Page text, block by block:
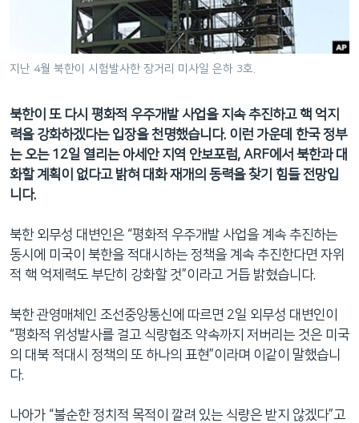
이
으
로
이
동
으
로
이
지난 4월 북한이 시험발사한 장거리 미사일 은하 3호.
북한이 또 다시 평화적 우주개발 사업을 지속 추진하고 핵 억지
력을 강화하겠다는 입장을 천명했습니다. 이런 가운데 한국 정부
는 오는 12일 열리는 아세안 지역 안보포럼, ARF에서 북한과 대
화할 계획이 없다고 밝혀 대화 재개의 동력을 찾기 힘들 전망입
니다.
북한 외무성 대변인은 “평화적 우주개발 사업을 계속 추진하는
동시에 미국이 북한을 적대시하는 정책을 계속 추진한다면 자위
적 핵 억제력도 부단히 강화할 것”이라고 거듭 밝혔습니다.
북한 관영매체인 조선중앙통신에 따르면 2일 외무성 대변인이
“평화적 위성발사를 걸고 식량협조 약속까지 저버리는 것은 미국
의 대북 적대시 정책의 또 하나의 표현”이라며 이같이 말했습니
다.
나아가 “불순한 정치적 목적이 깔려 있는 식량은 받지 않겠다”고